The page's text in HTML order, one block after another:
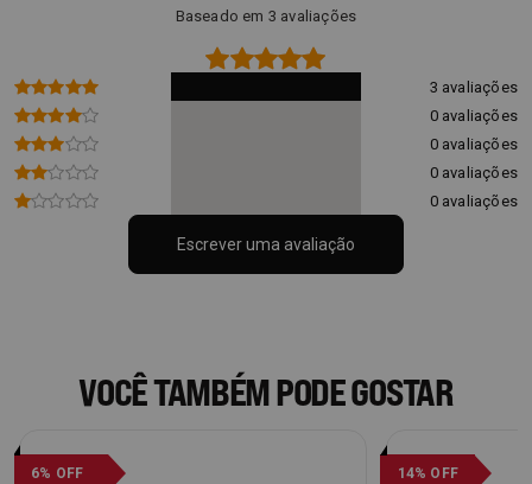
Baseado em 3 avaliações
3 avaliações
0 avaliações
0 avaliações
0 avaliações
0 avaliações
Escrever uma avaliação
VOCÊ TAMBÉM PODE GOSTAR
6% OFF 14% OFF